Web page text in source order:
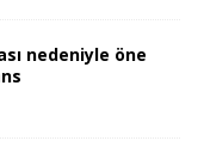
nedeniyle öne